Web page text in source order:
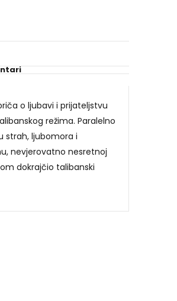
o ljubavi i prijateljstvu
režima. Paralelno
strah, ljubomora i
nevjerovatno nesretnoj
dokrajčio talibanski